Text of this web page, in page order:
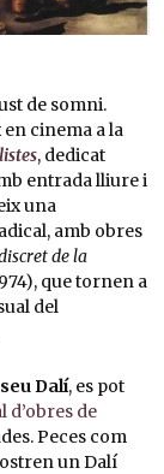
de somni.
en cinema a la
, dedicat
entrada lliure i
una
amb obres
de la
que tornen a
del
Dalí, es pot
d’obres de
Peces com
un Dalí